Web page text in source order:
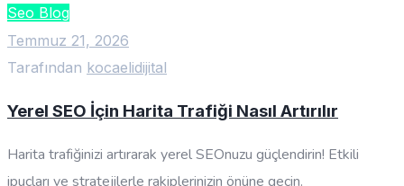
Seo Blog
Temmuz 21, 2026
Tarafından kocaelidijital
Yerel SEO İçin Harita Trafiği Nasıl Artırılır
Harita trafiğinizi artırarak yerel SEOnuzu güçlendirin! Etkili
ipuçları ve stratejilerle rakiplerinizin önüne geçin.